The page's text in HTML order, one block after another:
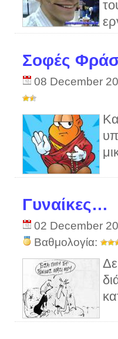
Σοφές
08 December
Γυναίκες…
02 December
Βαθμολογία: